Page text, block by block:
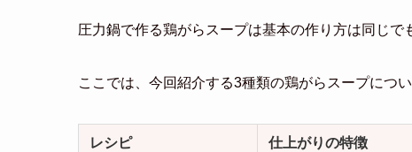
圧力鍋で作る鶏がらスープは基本の作り方は同じで
ここでは、今回紹介する3種類の鶏がらスープにつ
レシピ 仕上がりの特徴